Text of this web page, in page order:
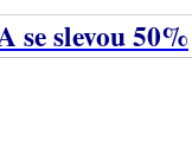
se slevou 50%